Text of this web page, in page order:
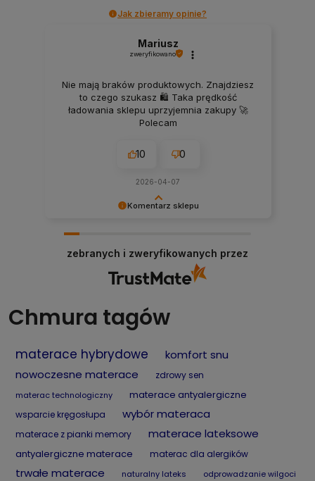
Jak zbieramy opinie?
Komentarz sklepu
dostępność produktów oraz szybkie działanie
naszego sklepu internetowego. To dla nas
ważne, aby zakupy materaca online były
Mariusz
zweryfikowano
Nie mają braków produktowych. Znajdziesz
to czego szukasz 🛍️ Taka prędkość
ładowania sklepu uprzyjemnia zakupy 🚀
Polecam
10 0
2026-04-07
zebranych i zweryfikowanych przez
Chmura tagów
materace hybrydowe
komfort snu
nowoczesne materace
zdrowy sen
materac technologiczny materace antyalergiczne
wsparcie kręgosłupa wybór materaca
materace z pianki memory materace lateksowe
antyalergiczne materace materac dla alergików
trwałe materace naturalny lateks
odprowadzanie wilgoci